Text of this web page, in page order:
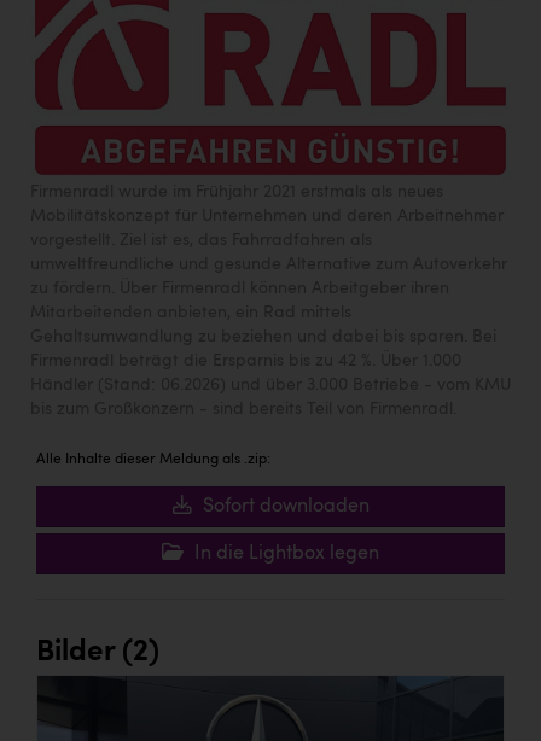
Alle Inhalte dieser Meldung als .zip:
Sofort downloaden
In die Lightbox legen
Bilder (2)